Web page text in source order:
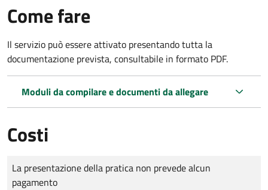
Come fare
Il servizio può essere attivato presentando tutta la
documentazione prevista, consultabile in formato PDF.
Moduli da compilare e documenti da allegare
Costi
Tipo di pagamento
Importo
La presentazione della pratica non prevede alcun
pagamento